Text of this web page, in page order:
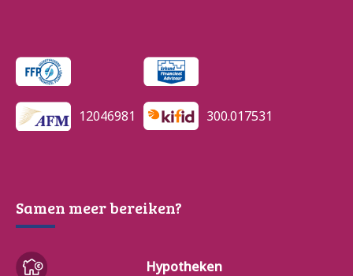
12046981 300.017531
Samen meer bereiken?
Hypotheken